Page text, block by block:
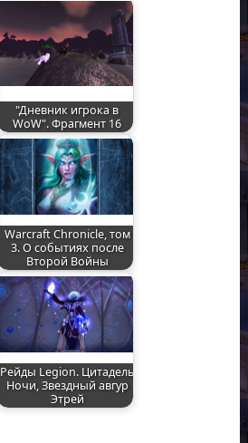
"Дневник игрока в
WoW". Фрагмент 16
Warcraft Chronicle, том
3. О событиях после
Второй Войны
Рейды Legion. Цитадель
Ночи, Звездный авгур
Этрей